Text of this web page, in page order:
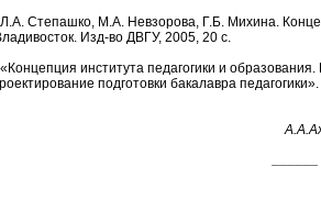
Степашко, М.А. Невзорова, Г.Б. Михина.
Изд-во ДВГУ, 2005, 20 с.
института педагогики и
подготовки бакалавра